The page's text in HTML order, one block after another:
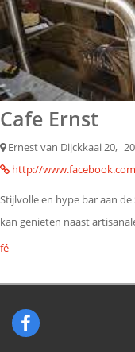
Cafe Ernst
Ernest van Dijckkaai 20,
http://
Stijlvolle en hype bar aan
kan genieten naast